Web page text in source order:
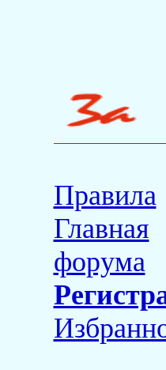
Правила
Главная
форума